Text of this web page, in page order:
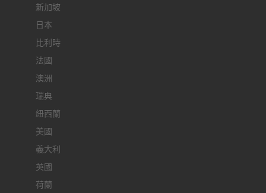
新加坡
日本
比利時
法國
澳洲
瑞典
紐西蘭
美國
義大利
英國
荷蘭